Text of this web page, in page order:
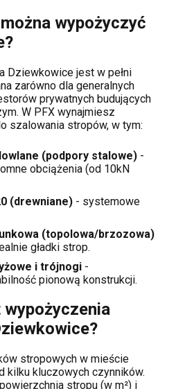
wypożyczyć
?
Dziewkowice jest w pełni
zarówno dla generalnych
prywatnych budujących
W PFX wynajmiesz
szalowania stropów, w tym:
(podpory stalowe) -
obciążenia (od 10kN
(drewniane) - systemowe
(topolowa/brzozowa)
gładki strop.
i trójnogi -
pionową konstrukcji.
?
stropowych w mieście
kilku kluczowych czynników.
stropu (w m²) i